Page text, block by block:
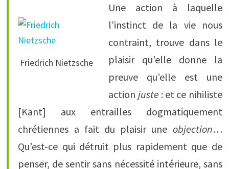
Friedrich Nietzsche
Une action à laquelle
l’instinct de la vie nous
contraint, trouve dans le
plaisir qu’elle donne la
preuve qu’elle est une
action juste : et ce nihiliste
[Kant] aux entrailles dogmatiquement
chrétiennes a fait du plaisir une objection…
Qu’est-ce qui détruit plus rapidement que de
penser, de sentir sans nécessité intérieure, sans